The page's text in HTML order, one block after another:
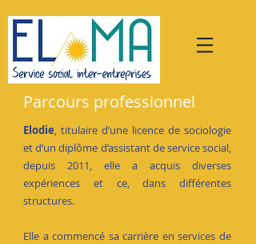
Parcours professionnel
Elodie, titulaire d’une licence de sociologie
et d’un diplôme d’assistant de service social,
depuis 2011, elle a acquis diverses
expériences et ce, dans différentes
structures.
Elle a commencé sa carrière en services de